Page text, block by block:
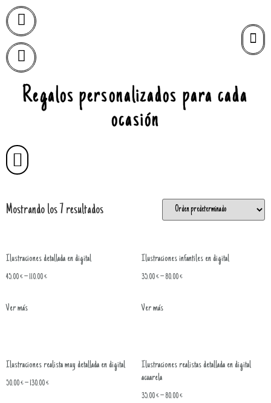
Regalos personalizados para cada
ocasión
Mostrando los 7 resultados
Ilustraciones detallada en digital
45.00€–110.00€
Ver más
Ilustraciones infantiles en digital
35.00€–80.00€
Ver más
Ilustraciones realista muy detallada en digital
50.00€–130.00€
Ilustraciones realistas detallada en digital
acuarela
35.00€–80.00€